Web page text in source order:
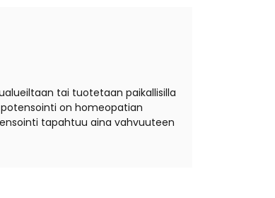
tai tuotetaan paikallisilla
on homeopatian
tapahtuu aina vahvuuteen